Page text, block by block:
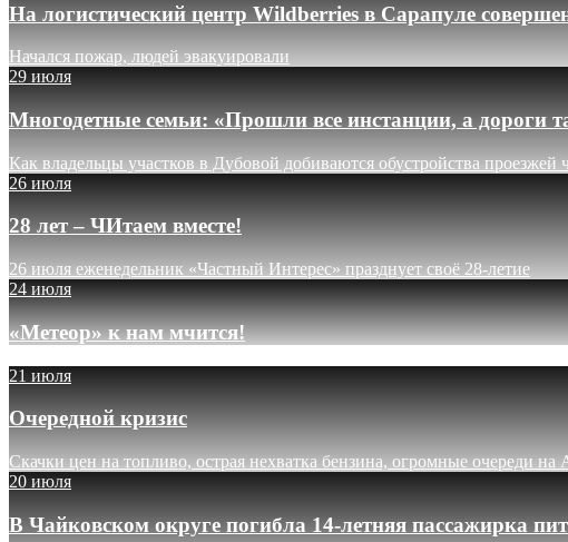
На логистический центр Wildberries в Сарапуле
Начался пожар, людей эвакуировали
29 июля
Многодетные семьи: «Прошли все инстанции, а дороги
Как владельцы участков в Дубовой добиваются обустройства проезжей
26 июля
28 лет – ЧИтаем вместе!
26 июля еженедельник «Частный Интерес» празднует своё 28-летие
24 июля
«Метеор» к нам мчится!
21 июля
Очередной кризис
Скачки цен на топливо, острая нехватка бензина, огромные очереди на
20 июля
В Чайковском округе погибла 14-летняя пассажирка